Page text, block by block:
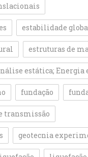
estabilidade
estruturas de
estática; Energia
fundação
transmissão
geotecnia